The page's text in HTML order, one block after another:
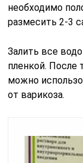
необходимо
размесить 2-3
Залить все
пленкой. После
можно
от варикоза.